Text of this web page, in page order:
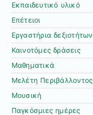
Εκπαιδευτικό υλικό
Επέτειοι
Εργαστήρια δεξιοτήτων
Καινοτόμες δράσεις
Μαθηματικά
Μελέτη Περιβάλλοντος
Μουσική
Παγκόσμιες ημέρες